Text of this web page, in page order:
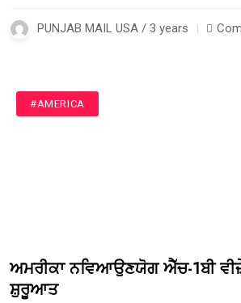
PUNJAB MAIL USA / 3 years
#AMERICA
ਅਮਰੀਕਾ ਨਵਿਆਉਣਯੋਗ ਐੱਚ-1ਬੀ
ਸ਼ੁਰੂਆਤ